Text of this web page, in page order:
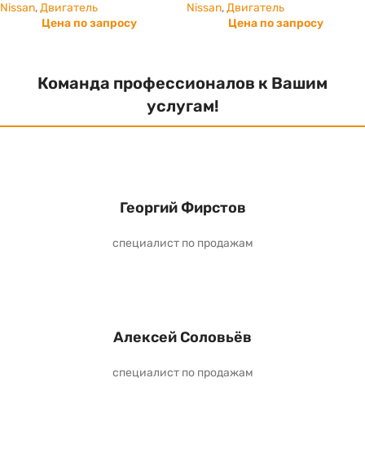
Nissan,Двигатель
Цена по запросу
Nissan,Двигатель
Цена по запросу
Команда профессионалов к Вашим
услугам!
Георгий Фирстов
специалист по продажам
Алексей Соловьёв
специалист по продажам